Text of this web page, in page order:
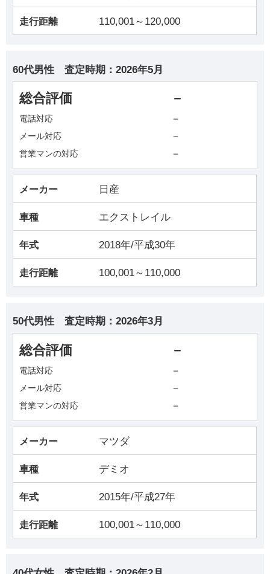
走行距離 110,001～120,000
60代男性 査定時期： 2026年5月
総合評価 －
電話対応 －
メール対応 －
営業マンの対応 －
メーカー 日産
車種 エクストレイル
年式 2018年/平成30年
走行距離 100,001～110,000
50代男性 査定時期： 2026年3月
総合評価 －
電話対応 －
メール対応 －
営業マンの対応 －
メーカー マツダ
車種 デミオ
年式 2015年/平成27年
走行距離 100,001～110,000